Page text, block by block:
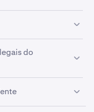
de conta
receberão
clientes que
do
para clientes
divulgações legais
no nosso website. Os